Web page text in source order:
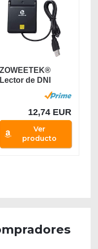
ZOWEETEK®
Lector de DNI
electrónico CAC...
12,74 EUR
Ver
producto